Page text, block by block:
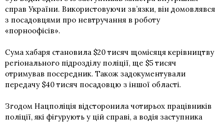
справ України. Використовуючи зв’язки, він домовлявся
з посадовцями про невтручання в роботу
«порноофісів».
Сума хабаря становила $20 тисяч щомісяця керівництву
регіонального підрозділу поліції, ще $5 тисяч
отримував посередник. Також задокументували
передачу $40 тисяч посадовцю з іншої області.
Згодом Нацполіція відсторонила чотирьох працівників
поліції, які фігурують у цій справі, а водія заступника